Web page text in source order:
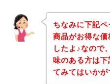
ちなみに下記
商品がお得な価
したよ♪なので
味のある方は
てみてはいかが